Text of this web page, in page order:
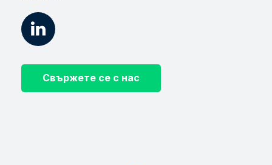
Свържете се с нас